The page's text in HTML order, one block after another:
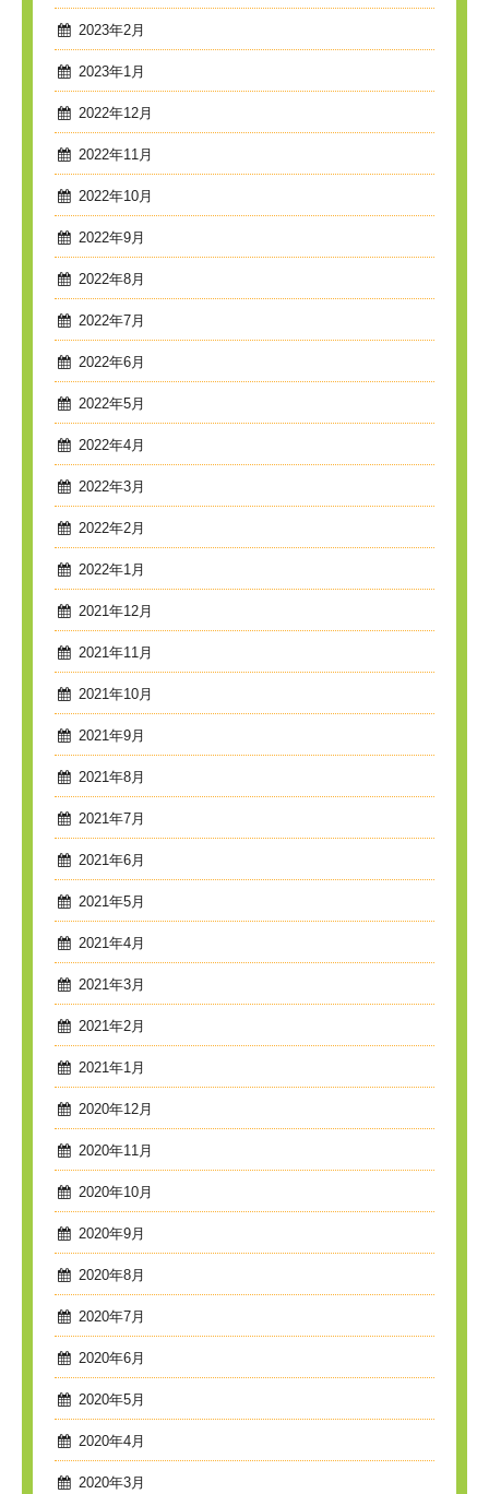
2023年2月
2023年1月
2022年12月
2022年11月
2022年10月
2022年9月
2022年8月
2022年7月
2022年6月
2022年5月
2022年4月
2022年3月
2022年2月
2022年1月
2021年12月
2021年11月
2021年10月
2021年9月
2021年8月
2021年7月
2021年6月
2021年5月
2021年4月
2021年3月
2021年2月
2021年1月
2020年12月
2020年11月
2020年10月
2020年9月
2020年8月
2020年7月
2020年6月
2020年5月
2020年4月
2020年3月